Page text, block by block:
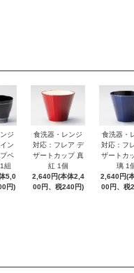
ジ
ン
ペ
組
5,0
円)
食洗器・レンジ
対応：フレア デ
ザートカップ 真
紅 1個
2,640円(本体2,4
00円、税240円)
食洗器・
対応：フ
ザートカ
璃 1
2,640円(
00円、税